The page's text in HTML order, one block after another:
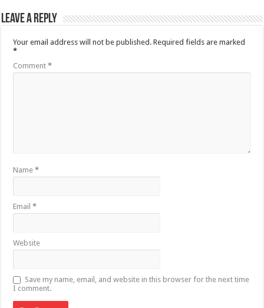
Leave a Reply
Your email address will not be published. Required fields are marked
*
Comment*
Name*
Email*
Website
Save my name, email, and website in this browser for the next time
I comment.